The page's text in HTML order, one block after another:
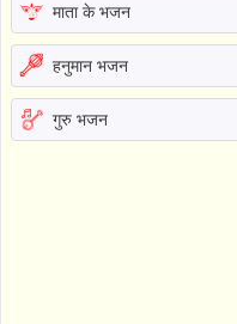
माता के भजन
हनुमान भजन
गुरु भजन